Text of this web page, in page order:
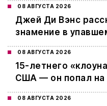
08 АВГУСТА 2026
Джей Ди Вэнс
знамение в
08 АВГУСТА 2026
15-летнего
США — он попал
08 АВГУСТА 2026